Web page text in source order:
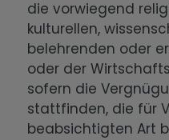
die vorwiegend
kulturellen,
belehrenden oder
oder der
sofern die
stattfinden, die für
beabsichtigten Art